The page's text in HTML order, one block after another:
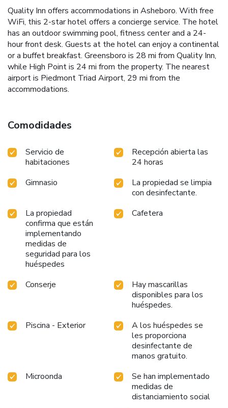
Quality Inn offers accommodations in Asheboro. With free
WiFi, this 2-star hotel offers a concierge service. The hotel
has an outdoor swimming pool, fitness center and a 24-
hour front desk. Guests at the hotel can enjoy a continental
or a buffet breakfast. Greensboro is 28 mi from Quality Inn,
while High Point is 24 mi from the property. The nearest
airport is Piedmont Triad Airport, 29 mi from the
accommodations.
Comodidades
Servicio de
habitaciones
Recepción abierta las
24 horas
Gimnasio
La propiedad se limpia
con desinfectante.
La propiedad
confirma que están
implementando
medidas de
seguridad para los
huéspedes
Cafetera
Conserje
Hay mascarillas
disponibles para los
huéspedes.
Piscina - Exterior
A los huéspedes se
les proporciona
desinfectante de
manos gratuito.
Microonda
Se han implementado
medidas de
distanciamiento social